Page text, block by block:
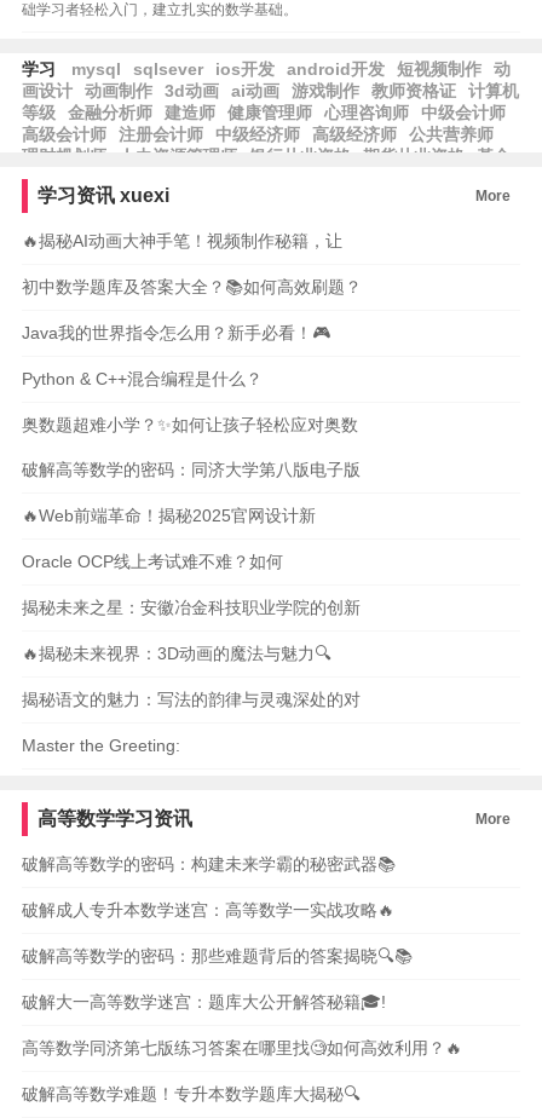
础学习者轻松入门，建立扎实的数学基础。
学习 mysql sqlsever ios开发 android开发 短视频制作
动
画设计
动画制作 3d动画 ai动画 游戏制作 教师资格证
计算机
等级
金融分析师 建造师 健康管理师 心理咨询师
中级会计师
高级会计师
注册会计师 中级经济师 高级经济师
公共营养师
理财规划师
人力资源管理师 银行从业资格 期货从业资格
基金
从业资格
学习资讯 xuexi More
🔥揭秘AI动画大神手笔！视频制作秘籍，让
初中数学题库及答案大全？📚如何高效刷题？
Java我的世界指令怎么用？新手必看！🎮
Python & C++混合编程是什么？
奥数题超难小学？✨如何让孩子轻松应对奥数
破解高等数学的密码：同济大学第八版电子版
🔥Web前端革命！揭秘2025官网设计新
Oracle OCP线上考试难不难？如何
揭秘未来之星：安徽冶金科技职业学院的创新
🔥揭秘未来视界：3D动画的魔法与魅力🔍
揭秘语文的魅力：写法的韵律与灵魂深处的对
Master the Greeting:
高等数学学习资讯 More
破解高等数学的密码：构建未来学霸的秘密武器📚
破解成人专升本数学迷宫：高等数学一实战攻略🔥
破解高等数学的密码：那些难题背后的答案揭晓🔍📚
破解大一高等数学迷宫：题库大公开解答秘籍🎓!
高等数学同济第七版练习答案在哪里找🧐如何高效利用？🔥
破解高等数学难题！专升本数学题库大揭秘🔍